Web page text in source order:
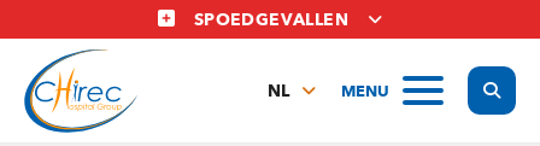
en
naar
inhoud
SPOEDGEVALLEN
MENU
NL